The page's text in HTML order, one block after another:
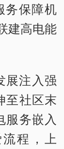
务保障机
建高电能
展注入强
至社区末
服务嵌入
程，上